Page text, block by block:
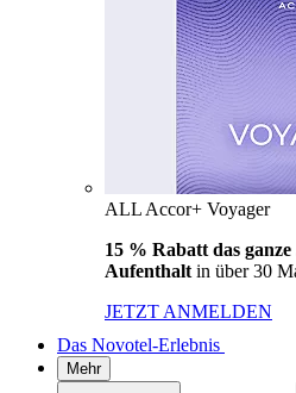
ALL Accor+ Voyager
15 % Rabatt das
Aufenthalt in über 30
JETZT ANMELDEN
Das Novotel-Erlebnis
Mehr